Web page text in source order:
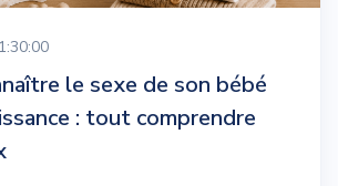
le sexe de son bébé
: tout comprendre